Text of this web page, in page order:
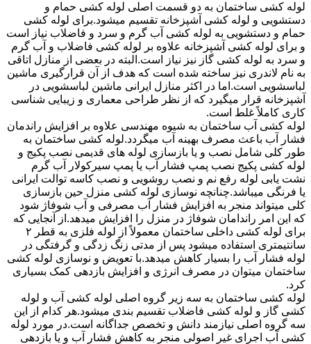
لوله کشی ساختمان به دو قسمت اصلی لوله کشی حمام و
دستشویی و لوله کشی آشپزخانه تقسیم میشود.برای لوله کشی
حمام و دستشویی به لوله کشی آب گرم و سرد و فاضلاب نیاز است
و برای لوله کشی آشپزخانه علاوه بر لوله کشی فاضلاب و آب گرم
و سرد به لوله کشی گاز نیز نیاز است.البته در بعضی از منازل اتاقی
به نام لاندری نیز ساخته شده است که هدف از آن قرارگیری ماشین
لباسشویی است.اما در اکثر منازل ایرانی ماشین لباسشویی در
آشپزخانه قرار میگیرد که از نظر طراحی معماری و زیبایی شناسی
کاری کاملاً غلط است.
لوله کشی آب ساختمان به شیوه مهندسی علاوه بر افزایش راندمان
فشار آب باعث مصرف بهینه آب میگردد.لوله کشی ساختمان به
طور کلی شامل نصب و یا بازسازی لوله های قدیمی نصب پکیج و
لوله کشی پکیج نصب پمپ فشار آب یا پمپ سیرکولار آب گرم
نشت یابی لوله رفع نم و نصب روشویی و نصب کاسه توالت ایرانی
یا فرنگی میباشد.چنانچه نوسازی لوله کشی منزل حین بازسازی
کلی میتواند منجر به افزایش فشار آب مصرفی و آب شوفاژ شود
که این امر راندامان شوفاژ در منزل را افزایش میدهد.از آنجایی که
برای لوله کشی داخلی ساختمان معمولاً از لوله فلزی به قطر ۲
سانتیمتری استفاده میشود پس از مدتی زنگ زدگی و گرفتگی در
لوله فشار آب را بسیار کاهش میدهد.با تعویض و نوسازی لوله کشی
ساختمان میتوان در مصرف انرژی و افزایش بازدهی کمک بسیاری
کرد.
لوله کشی ساختمان به سه زیر گروه اصلی لوله کشی آب و لوله
کشی گاز و لوله کشی فاضلاب تقسیم بندی میشود.هر کدام از این
سه گروه اصلی نیازمند دانش و تخصص جداگانه است.در مورد لوله
کشی آب اجرای غیر اصولی منجر به کاهش فشار آب و یا بازدهی